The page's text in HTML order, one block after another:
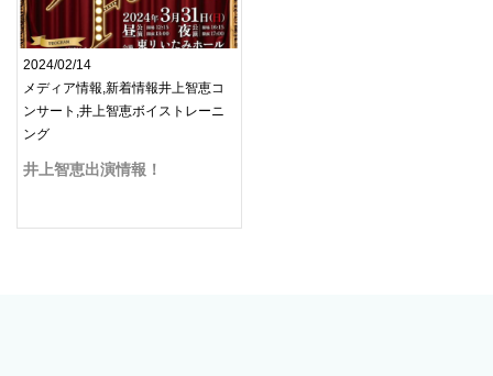
2024/02/14
メディア情報,新着情報井上智恵コ
ンサート,井上智恵ボイストレーニ
ング
井上智恵出演情報！